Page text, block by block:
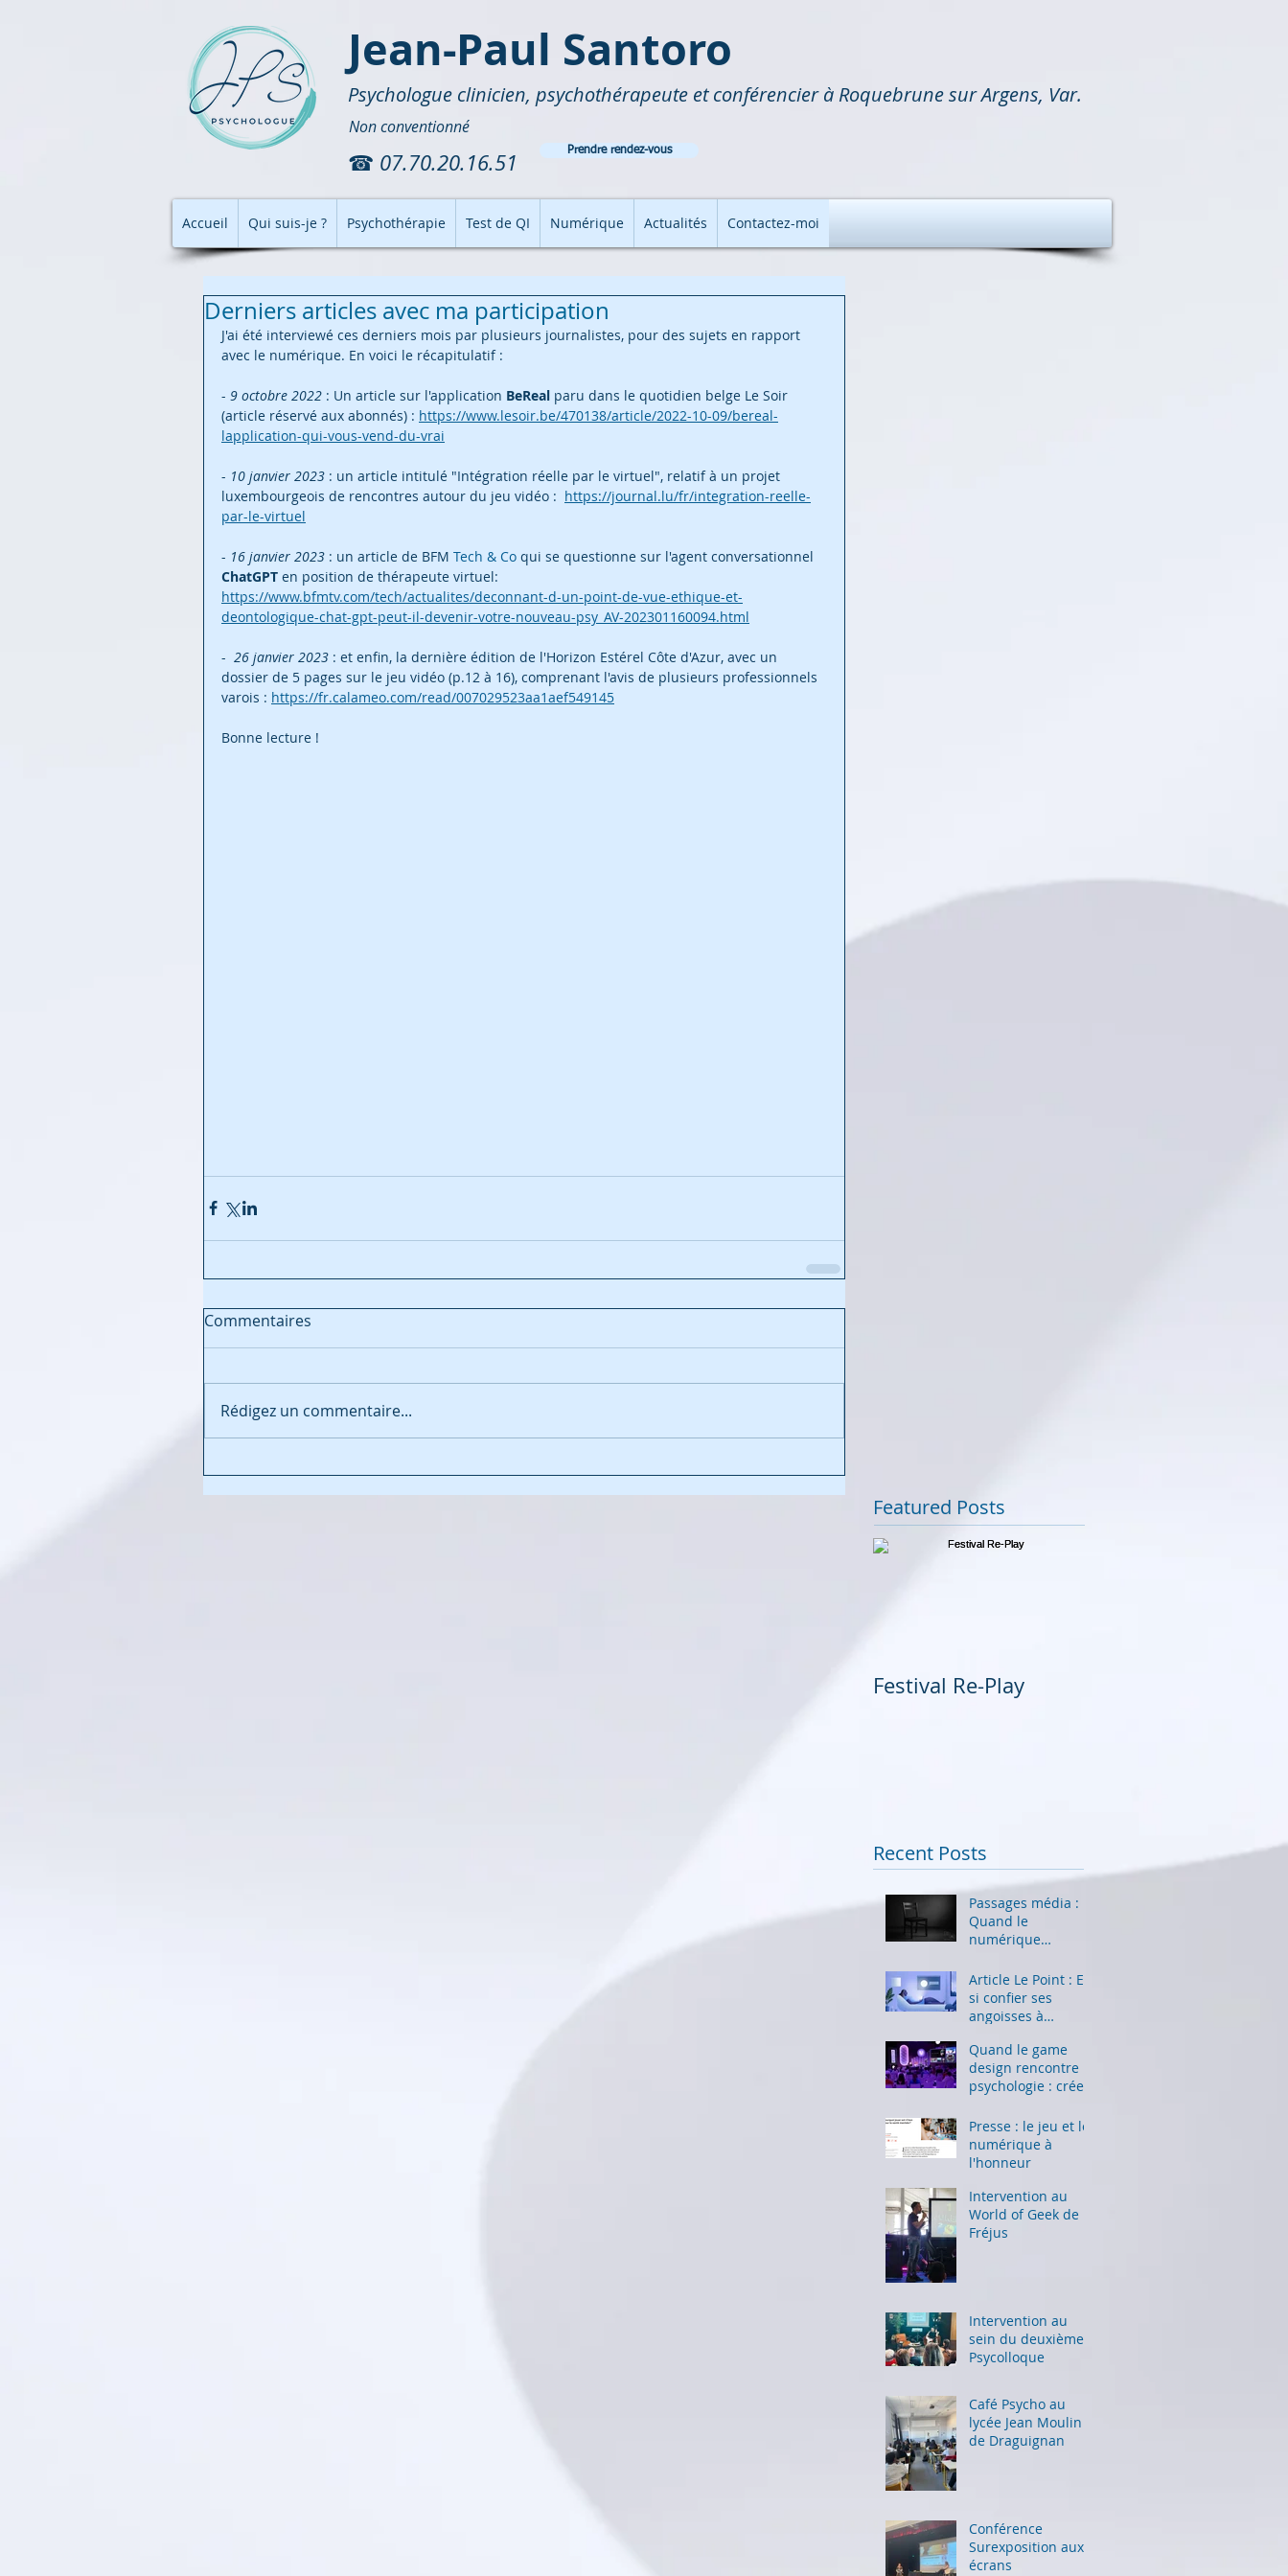
Jean-Paul Santoro
Psychologue clinicien, psychothérapeute et conférencier à Roquebrune sur Argens, Var.
Non conventionné
☎ 07.70.20.16.51 Prendre rendez-vous
Derniers articles avec ma participation
J'ai été interviewé ces derniers mois par plusieurs journalistes, pour des sujets en rapport
avec le numérique. En voici le récapitulatif :
- 9 octobre 2022 : Un article sur l'application BeReal paru dans le quotidien belge Le Soir
(article réservé aux abonnés) : https://www.lesoir.be/470138/article/2022-10-09/bereal-
lapplication-qui-vous-vend-du-vrai
- 10 janvier 2023 : un article intitulé "Intégration réelle par le virtuel", relatif à un projet
luxembourgeois de rencontres autour du jeu vidéo : https://journal.lu/fr/integration-reelle-
par-le-virtuel
- 16 janvier 2023 : un article de BFM Tech & Co qui se questionne sur l'agent conversationnel
ChatGPT en position de thérapeute virtuel:
https://www.bfmtv.com/tech/actualites/deconnant-d-un-point-de-vue-ethique-et-
deontologique-chat-gpt-peut-il-devenir-votre-nouveau-psy_AV-202301160094.html
- 26 janvier 2023 : et enfin, la dernière édition de l'Horizon Estérel Côte d'Azur, avec un
dossier de 5 pages sur le jeu vidéo (p.12 à 16), comprenant l'avis de plusieurs professionnels
varois : https://fr.calameo.com/read/007029523aa1aef549145
Bonne lecture !
Commentaires
Rédigez un commentaire...
Featured Posts
Festival Re-Play
Recent Posts
Passages média :
Quand le
numérique
souffrance en
contenu
Article Le Point : Et
si confier ses
angoisses à
...
Quand le game
design rencontre la
psychologie : créer
du bien
Presse : le jeu et le
numérique à
l'honneur
Intervention au
World of Geek de
Fréjus
Intervention au
sein du deuxième
Psycolloque
Café Psycho au
lycée Jean Moulin
de Draguignan
Conférence
Surexposition aux
écrans
Accueil Qui suis-je ? Psychothérapie Test de QI Numérique Actualités Contactez-moi